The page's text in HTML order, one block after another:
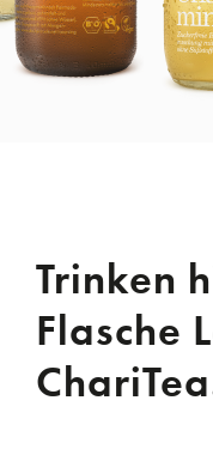
Trinken
Flasche